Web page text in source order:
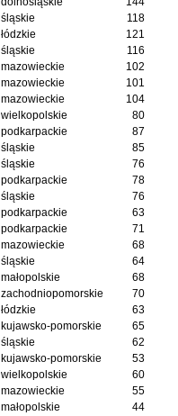
śląskie 118
łódzkie 121
śląskie 116
mazowieckie 102
mazowieckie 101
mazowieckie 104
wielkopolskie 80
podkarpackie 87
śląskie 85
śląskie 76
podkarpackie 78
śląskie 76
podkarpackie 63
podkarpackie 71
mazowieckie 68
śląskie 64
małopolskie 68
zachodniopomorskie 70
łódzkie 63
kujawsko-pomorskie 65
śląskie 62
kujawsko-pomorskie 53
wielkopolskie 60
mazowieckie 55
małopolskie 44